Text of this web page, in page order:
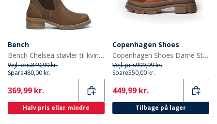
Bench
Bench Chelsea støvler til kvinder Sten
Vejl. pris849,99 kr.
Spare480,00 kr.
Current
369,99 kr.
Halv pris eller mindre
Copenhagen Shoes
Copenhagen Shoes Dame Støvler Der Ligner Dig 0241 Cognac
Vejl. pris999,99 kr.
Spare550,00 kr.
Current
449,99 kr.
Tilbage på lager